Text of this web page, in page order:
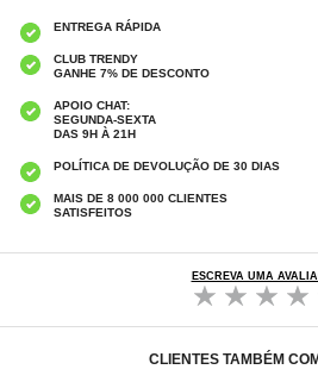
ENTREGA RÁPIDA
CLUB TRENDY
GANHE 7% DE DESCONTO
APOIO CHAT:
SEGUNDA-SEXTA
DAS 9H À 21H
POLÍTICA DE DEVOLUÇÃO DE 30 DIAS
MAIS DE 8 000 000 CLIENTES
SATISFEITOS
ESCREVA UMA
CLIENTES TAMBÉM